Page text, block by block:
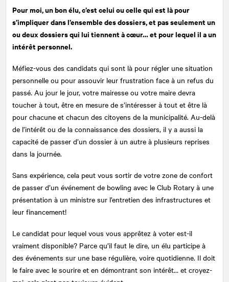
Pour moi, un bon élu, c’est celui ou celle qui est là pour
s’impliquer dans l’ensemble des dossiers, et pas seulement un
ou deux dossiers qui lui tiennent à cœur… et pour lequel il a un
intérêt personnel.
Méfiez-vous des candidats qui sont là pour régler une situation
personnelle ou pour assouvir leur frustration face à un refus du
passé. Au jour le jour, votre mairesse ou votre maire devra
toucher à tout, être en mesure de s’intéresser à tout et être là
pour chacune et chacun des citoyens de la municipalité. Au-delà
de l’intérêt ou de la connaissance des dossiers, il y a aussi la
capacité de passer d’un dossier à un autre à plusieurs reprises
dans la journée.
Sans expérience, cela peut vous sortir de votre zone de confort
de passer d’un événement de bowling avec le Club Rotary à une
présentation à un ministre sur l’entretien des infrastructures et
leur financement!
Le candidat pour lequel vous vous apprêtez à voter est-il
vraiment disponible? Parce qu’il faut le dire, un élu participe à
des événements sur une base régulière, voire quotidienne. Il doit
le faire avec le sourire et en démontrant son intérêt… et croyez-